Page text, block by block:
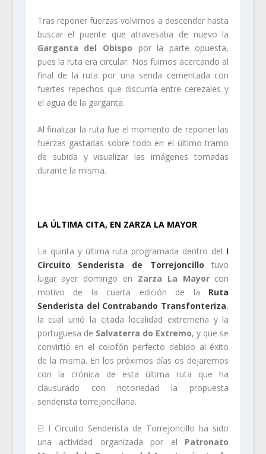
Tras reponer fuerzas volvimos a descender hasta
buscar el puente que atravesaba de nuevo la
Garganta del Obispo por la parte opuesta,
pues la ruta era circular. Nos fuimos acercando al
final de la ruta por una senda cementada con
fuertes repechos que discurría entre cerezales y
el agua de la garganta.
Al finalizar la ruta fue el momento de reponer las
fuerzas gastadas sobre todo en el último tramo
de subida y visualizar las imágenes tomadas
durante la misma.
LA ÚLTIMA CITA, EN ZARZA LA MAYOR
La quinta y última ruta programada dentro del I
Circuito Senderista de Torrejoncillo tuvo
lugar ayer domingo en Zarza La Mayorcon
motivo de la cuarta edición de la Ruta
Senderista del Contrabando Transfonteriza,
la cual unió la citada localidad extremeña y la
portuguesa de Salvaterra do Extremo, y que se
convirtió en el colofón perfecto debido al éxito
de la misma. En los próximos días os dejaremos
con la crónica de esta última ruta que ha
clausurado con notoriedad la propuesta
senderista torrejoncillana.
El I Circuito Senderista de Torrejoncillo ha sido
una actividad organizada por el Patronato